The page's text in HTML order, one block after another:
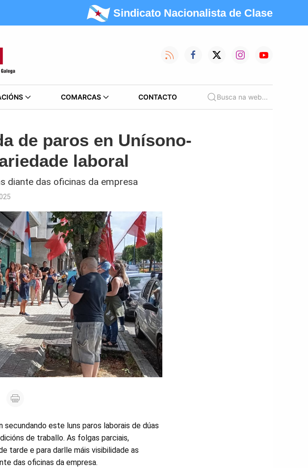
Sindicato Nacionalista de Clase
COMARCAS CONTACTO Busca na web...
de paros en Unísono-
laboral
diante das oficinas da empresa
este luns paros laborais de dúas
de traballo. As folgas parciais,
tarde e para darlle máis visibilidade as
das oficinas da empresa.